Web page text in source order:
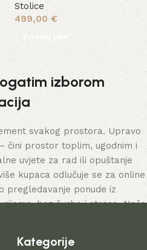
Stolice
499,00 €
Pročitaj više
izborom
svakog prostora. Upravo
čini prostor toplim, ugodnim i
uvjete za rad ili opuštanje
kupaca odlučuje se za online
pregledavanje ponude iz
bez žurbe i stresa. Naša
Kategorije